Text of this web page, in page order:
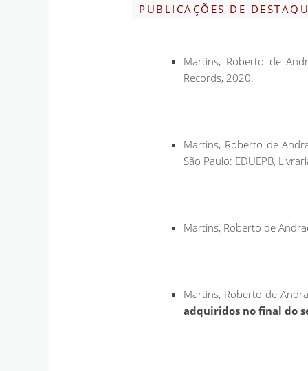
PUBLICAÇÕES DE
Martins, Roberto de
Records, 2020.
Martins, Roberto de
São Paulo: EDUEPB,
Martins, Roberto de
Martins, Roberto de
adquiridos no final do